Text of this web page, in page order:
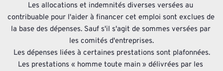
Les allocations et indemnités diverses versées au
contribuable pour l'aider à financer cet emploi sont exclues de
la base des dépenses. Sauf s'il s'agit de sommes versées par
les comités d'entreprises.
Les dépenses liées à certaines prestations sont plafonnées.
Les prestations « homme toute main » délivrées par les